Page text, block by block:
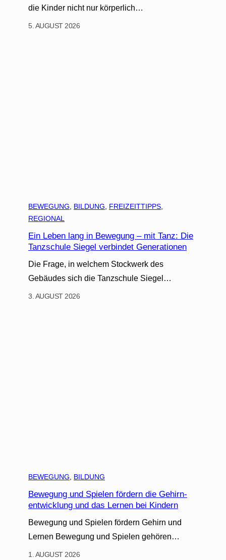
die Kinder nicht nur körperlich…
5. AUGUST 2026
BEWEGUNG BILDUNG FREIZEITTIPPS
REGIONAL
Ein Leben lang in Bewegung – mit Tanz: Die
Tanzschule Siegel verbindet Generationen
Die Frage, in welchem Stockwerk des
Gebäudes sich die Tanzschule Siegel…
3. AUGUST 2026
BEWEGUNG BILDUNG
Bewegung und Spielen fördern die Gehirn-
entwicklung und das Lernen bei Kindern
Bewegung und Spielen fördern Gehirn und
Lernen Bewegung und Spielen gehören…
1. AUGUST 2026